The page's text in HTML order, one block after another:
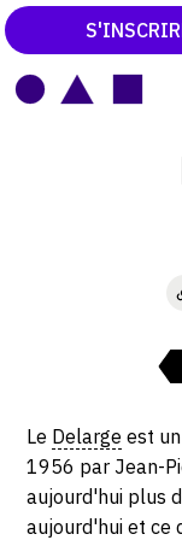
Le Delarge est
1956 par Jean-
aujourd'hui plus
aujourd'hui et ce